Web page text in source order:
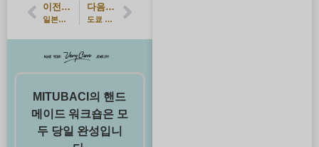
이전 기사
일본이 자랑하는 주얼리 브랜드 비교｜MIKIMOTO・NIWAKA・KATAOKA・그리고 체험형 MITUBACI TOKYO
다음 기사
도쿄 산겐자야를 방문해야 하는 이유: 대표가 들려주는 '일생일대의' 주얼리 제작 완벽 가이드
MITUBACI의 핸드
메이드 워크숍은 모
두 당일 완성입니